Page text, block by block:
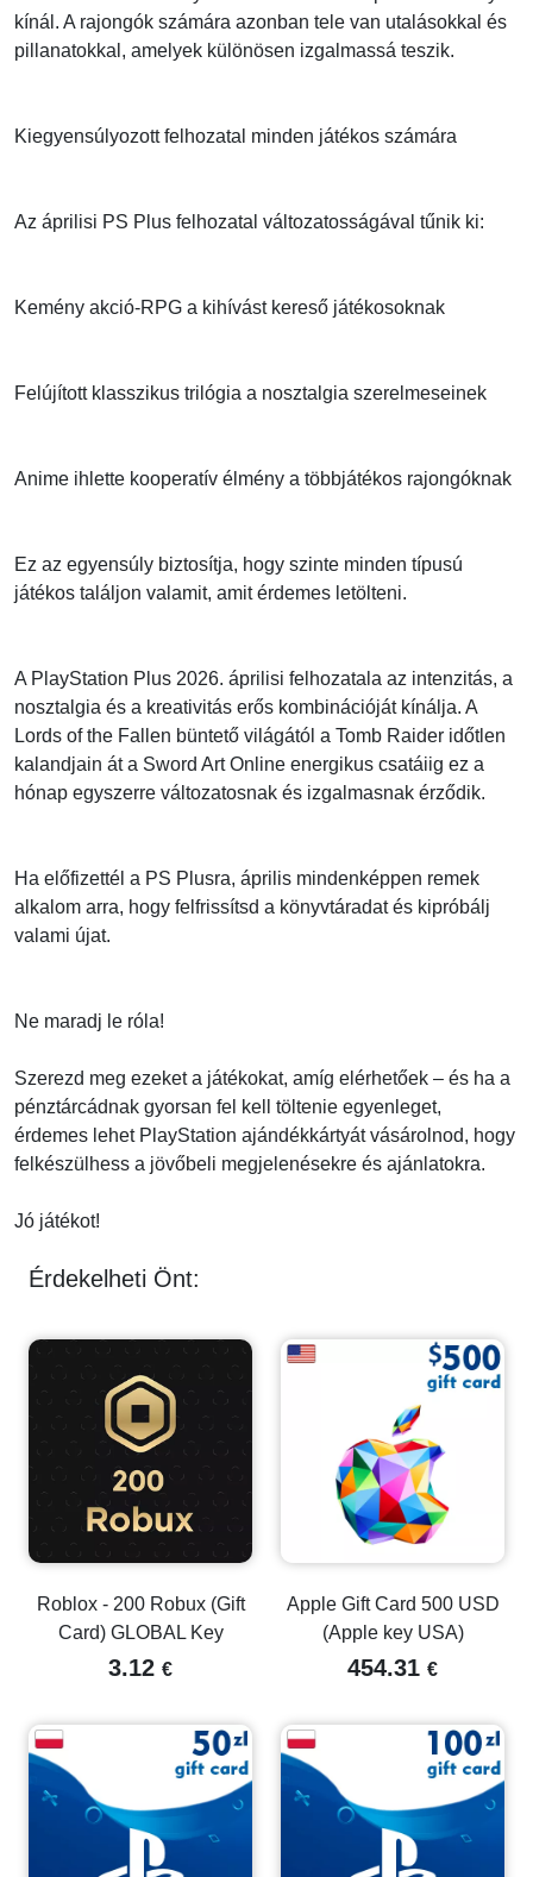
kínál. A rajongók számára azonban tele van utalásokkal és
pillanatokkal, amelyek különösen izgalmassá teszik.
Kiegyensúlyozott felhozatal minden játékos számára
Az áprilisi PS Plus felhozatal változatosságával tűnik ki:
Kemény akció-RPG a kihívást kereső játékosoknak
Felújított klasszikus trilógia a nosztalgia szerelmeseinek
Anime ihlette kooperatív élmény a többjátékos rajongóknak
Ez az egyensúly biztosítja, hogy szinte minden típusú
játékos találjon valamit, amit érdemes letölteni.
A PlayStation Plus 2026. áprilisi felhozatala az intenzitás, a
nosztalgia és a kreativitás erős kombinációját kínálja. A
Lords of the Fallen büntető világától a Tomb Raider időtlen
kalandjain át a Sword Art Online energikus csatáiig ez a
hónap egyszerre változatosnak és izgalmasnak érződik.
Ha előfizettél a PS Plusra, április mindenképpen remek
alkalom arra, hogy felfrissítsd a könyvtáradat és kipróbálj
valami újat.
Ne maradj le róla!
Szerezd meg ezeket a játékokat, amíg elérhetőek – és ha a
pénztárcádnak gyorsan fel kell töltenie egyenleget,
érdemes lehet PlayStation ajándékkártyát vásárolnod, hogy
felkészülhess a jövőbeli megjelenésekre és ajánlatokra.
Jó játékot!
Érdekelheti Önt:
Roblox - 200 Robux (Gift
Card) GLOBAL Key
3.12 €
Apple Gift Card 500 USD
(Apple key USA)
454.31 €